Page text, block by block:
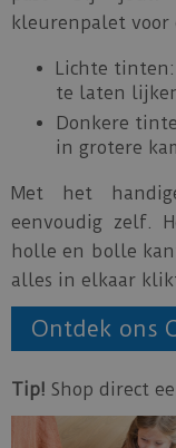
kleurenpalet voor
Lichte
te laten
Donkere
in grotere
Met het
eenvoudig zelf.
holle en bolle
alles in elkaar
Ontdek ons
Tip! Shop direct